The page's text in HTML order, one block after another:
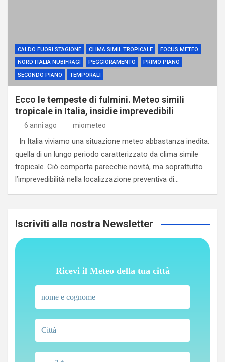
CALDO FUORI STAGIONE CLIMA SIMIL TROPICALE
FOCUS METEO
NORD ITALIA NUBIFRAGI
PEGGIORAMENTO
PRIMO PIANO
SECONDO PIANO
TEMPORALI
Ecco le tempeste di fulmini. Meteo simili
tropicale in Italia, insidie imprevedibili
6 anni ago miometeo
In Italia viviamo una situazione meteo abbastanza inedita:
quella di un lungo periodo caratterizzato da clima simile
tropicale. Ciò comporta parecchie novità, ma soprattutto
l’imprevedibilità nella localizzazione preventiva di…
Iscriviti alla nostra Newsletter
Ricevi il Meteo della tua città